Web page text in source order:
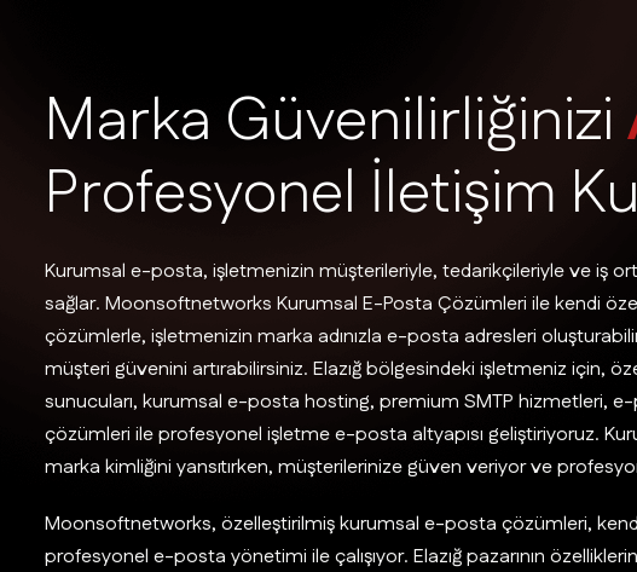
Marka Güvenilirliğinizi
Profesyonel İletişim Ku
Kurumsal e-posta, işletmenizin müşterileriyle, tedarikçileriyle ve iş
sağlar. Moonsoftnetworks Kurumsal E-Posta Çözümleri ile kendi
çözümlerle, işletmenizin marka adınızla e-posta adresleri
müşteri güvenini artırabilirsiniz. Elazığ bölgesindeki işletmeniz için,
sunucuları, kurumsal e-posta hosting, premium SMTP hizmetleri,
çözümleri ile profesyonel işletme e-posta altyapısı geliştiriyoruz.
marka kimliğini yansıtırken, müşterilerinize güven veriyor ve
Moonsoftnetworks, özelleştirilmiş kurumsal e-posta çözümleri,
profesyonel e-posta yönetimi ile çalışıyor. Elazığ pazarının